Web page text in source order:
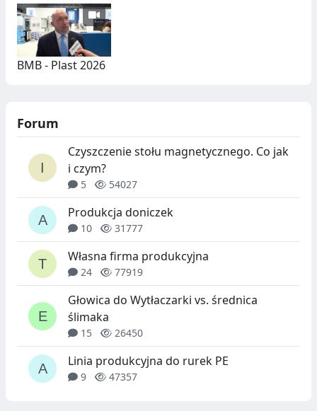
BMB - Plast 2026
Forum
Czyszczenie stołu magnetycznego. Co jak
i czym?
5 54027
Produkcja doniczek
10 31777
Własna firma produkcyjna
24 77919
Głowica do Wytłaczarki vs. średnica
ślimaka
15 26450
Linia produkcyjna do rurek PE
9 47357